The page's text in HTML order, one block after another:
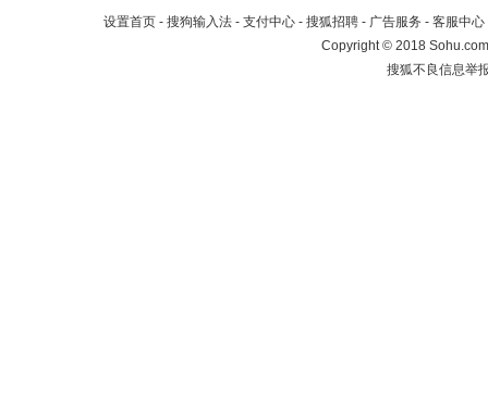
设置首页 - 搜狗输入法 - 支付中心 - 搜狐招聘 - 广告服务 - 客服中心
Copyright©2018
搜狐不良信息举